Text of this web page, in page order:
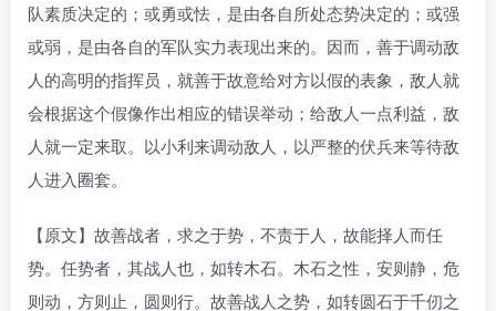
队素质决定的；或勇或怯，是由各自所处态势决定的；或强
或弱，是由各自的军队实力表现出来的。因而，善于调动敌
人的高明的指挥员，就善于故意给对方以假的表象，敌人就
会根据这个假像作出相应的错误举动；给敌人一点利益，敌
人就一定来取。以小利来调动敌人，以严整的伏兵来等待敌
人进入圈套。
【原文】故善战者，求之于势，不责于人，故能择人而任
势。任势者，其战人也，如转木石。木石之性，安则静，危
则动，方则止，圆则行。故善战人之势，如转圆石于千仞之